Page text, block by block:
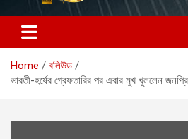
Home
বলিউড
ভারতী-হর্ষের গ্রেফতারির পর এবার মুখ খুললেন